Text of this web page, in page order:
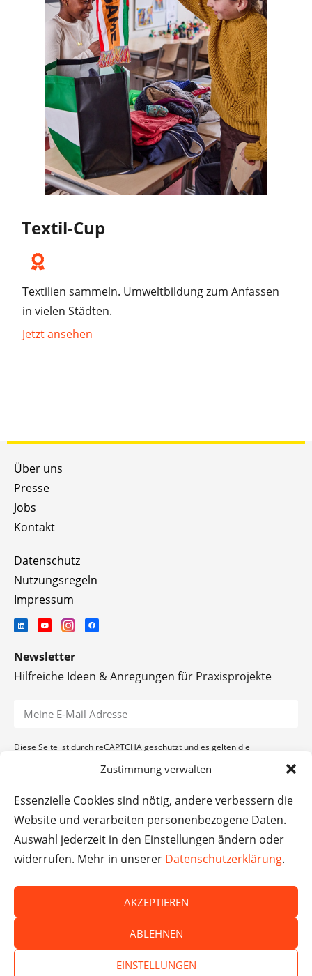
Zustimmung verwalten
Essenzielle Cookies sind nötig, andere verbessern die
Website und verarbeiten personenbezogene Daten.
Auswahl jederzeit in den Einstellungen ändern oder
widerrufen. Mehr in unserer Datenschutzerklärung.
AKZEPTIEREN
ABLEHNEN
EINSTELLUNGEN
Textil-Cup
Textilien sammeln. Umweltbildung zum Anfassen
in vielen Städten.
Jetzt ansehen
Über uns
Presse
Jobs
Kontakt
Datenschutz
Nutzungsregeln
Impressum
Newsletter
Hilfreiche Ideen & Anregungen für Praxisprojekte
Diese Seite ist durch reCAPTCHA geschützt und es gelten die
© Das macht Schule 2026 – Das macht Schule haftet